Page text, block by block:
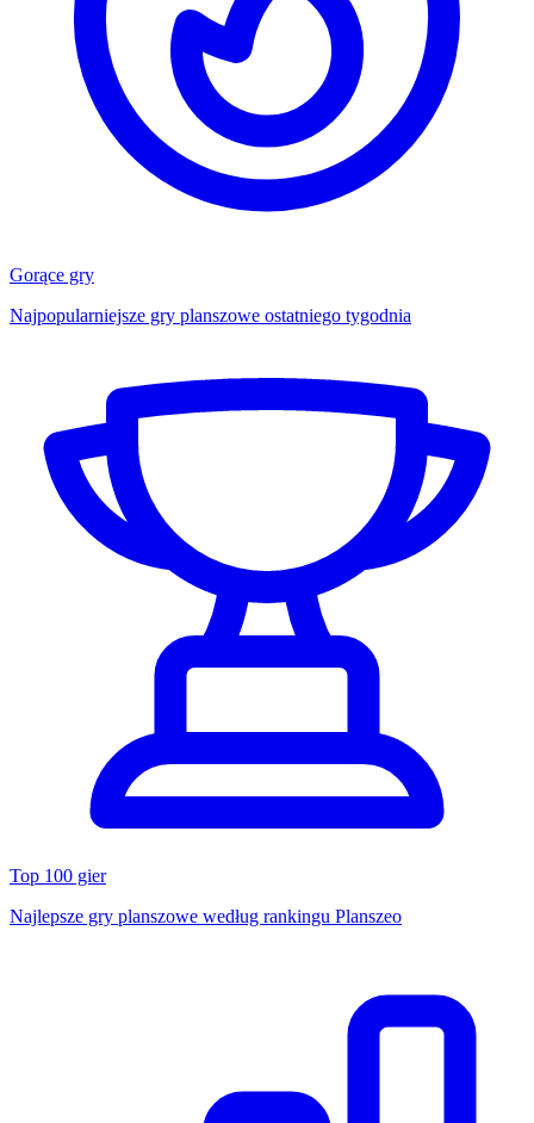
Gorące gry
Najpopularniejsze gry planszowe ostatniego tygodnia
Top 100 gier
Najlepsze gry planszowe według rankingu Planszeo